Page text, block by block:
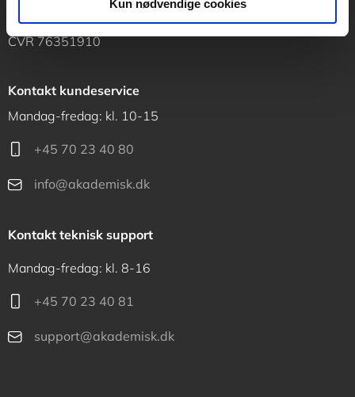
Kun nødvendige cookies
1120 København K
CVR 76351910
Kontakt kundeservice
Mandag-fredag: kl. 10-15
+45 70 23 40 80
info@akademisk.dk
Kontakt teknisk support
Mandag-fredag: kl. 8-16
+45 70 23 40 81
support@akademisk.dk